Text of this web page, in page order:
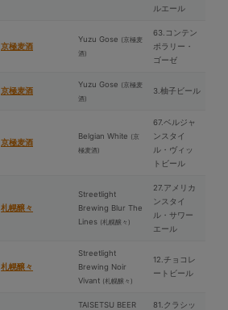
ルエール
京極⻨酒
Yuzu Gose (京極⻨
酒)
63.コンテン
ポラリー・
ゴーゼ
京極⻨酒
Yuzu Gose (京極⻨
酒)
3.柚子ビール
京極⻨酒
Belgian White (京
極⻨酒)
67.ベルジャ
ンスタイ
ル・ヴィッ
トビール
札幌醸々
Streetlight
Brewing Blur The
Lines (札幌醸々)
27.アメリカ
ンスタイ
ル・サワー
エール
札幌醸々
Streetlight
Brewing Noir
Vivant (札幌醸々)
12.チョコレ
ートビール
TAISETSU BEER
81.クラシッ